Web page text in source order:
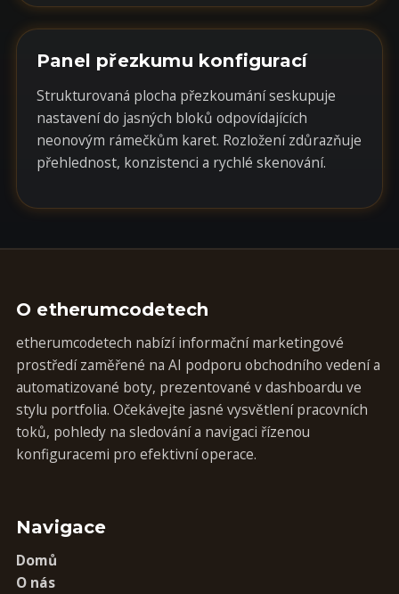
Panel přezkumu konfigurací
Strukturovaná plocha přezkoumání seskupuje
nastavení do jasných bloků odpovídajících
neonovým rámečkům karet. Rozložení zdůrazňuje
přehlednost, konzistenci a rychlé skenování.
O etherumcodetech
etherumcodetech nabízí informační marketingové
prostředí zaměřené na AI podporu obchodního vedení a
automatizované boty, prezentované v dashboardu ve
stylu portfolia. Očekávejte jasné vysvětlení pracovních
toků, pohledy na sledování a navigaci řízenou
konfiguracemi pro efektivní operace.
Navigace
Domů
O nás